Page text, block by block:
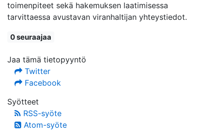
toimenpiteet sekä hakemuksen laatimisessa
tarvittaessa avustavan viranhaltijan yhteystiedot.
0 seuraajaa
Jaa tämä tietopyyntö
Twitter
Facebook
Syötteet
RSS-syöte
Atom-syöte